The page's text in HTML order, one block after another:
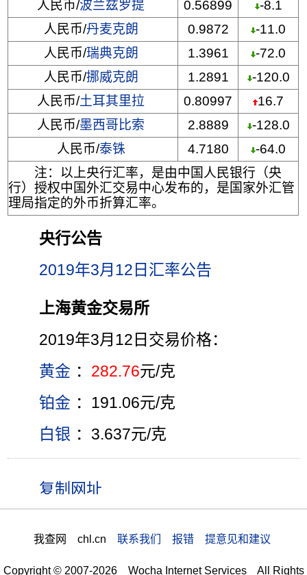
人民币/波兰兹罗提 0.56899
-8.1
人民币/丹麦克朗 0.9872
-11.0
人民币/瑞典克朗 1.3961
-72.0
人民币/挪威克朗 1.2891
-120.0
人民币/土耳其里拉 0.80997
16.7
人民币/墨西哥比索 2.8889
-128.0
人民币/泰铢 4.7180
-64.0
注：以上央行汇率，是由中国人民银行（央
行）授权中国外汇交易中心发布的，是国家外汇管
理局指定的外币折算汇率。
央行公告
2019年3月12日汇率公告
上海黄金交易所
2019年3月12日交易价格：
黄金 ： 282.76元/克
铂金 ：191.06元/克
白银 ：3.637元/克
我查网 chl.cn 联系我们 报错 提意见和建议
Copyright © 2007-2026 Wocha Internet Services All Rights